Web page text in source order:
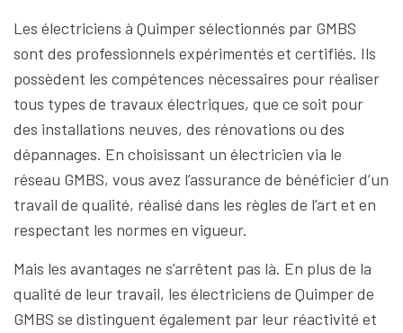
Les électriciens à Quimper sélectionnés par GMBS
sont des professionnels expérimentés et certifiés. Ils
possèdent les compétences nécessaires pour réaliser
tous types de travaux électriques, que ce soit pour
des installations neuves, des rénovations ou des
dépannages. En choisissant un électricien via le
réseau GMBS, vous avez l’assurance de bénéficier d’un
travail de qualité, réalisé dans les règles de l’art et en
respectant les normes en vigueur.
Mais les avantages ne s’arrêtent pas là. En plus de la
qualité de leur travail, les électriciens de Quimper de
GMBS se distinguent également par leur réactivité et